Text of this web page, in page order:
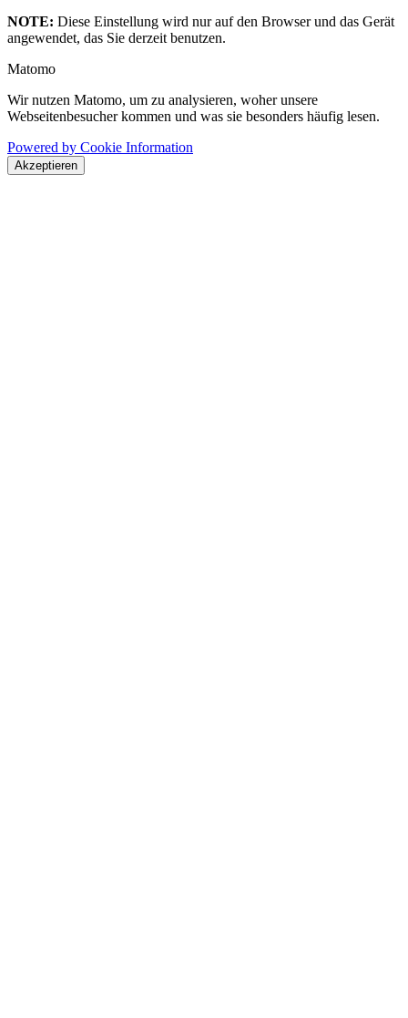
NOTE: Diese Einstellung wird nur auf den Browser und das Gerät
angewendet, das Sie derzeit benutzen.
Matomo
Wir nutzen Matomo, um zu analysieren, woher unsere
Webseitenbesucher kommen und was sie besonders häufig lesen.
Powered by Cookie Information
Akzeptieren